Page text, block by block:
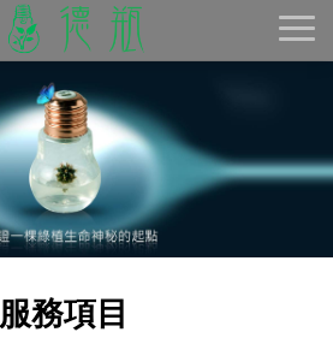
服務項目